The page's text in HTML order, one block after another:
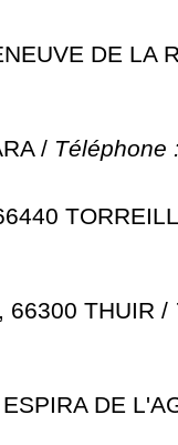
DE LA
/ Téléphone
66300 THUIR /
DE